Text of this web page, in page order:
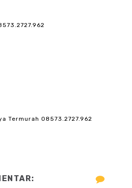
Termurah 08573.2727.962